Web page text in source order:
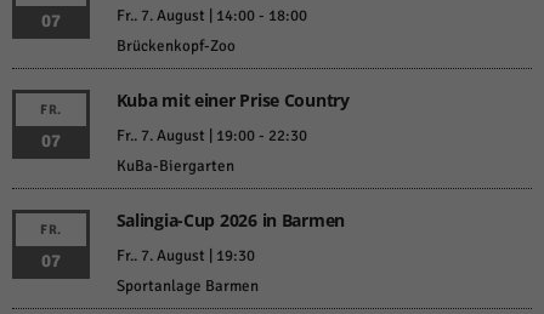
07 Fr.. 7. August | 14:00- 18:00
Brückenkopf-Zoo
FR.
07
Kuba mit einer Prise Country
Fr.. 7. August | 19:00- 22:30
KuBa-Biergarten
FR.
07
Salingia-Cup 2026 in Barmen
Fr.. 7. August | 19:30
Sportanlage Barmen